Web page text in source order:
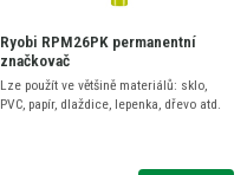
Ryobi RPM26PK permanentní
značkovač
Lze použít ve většině materiálů: sklo,
PVC, papír, dlaždice, lepenka, dřevo atd.